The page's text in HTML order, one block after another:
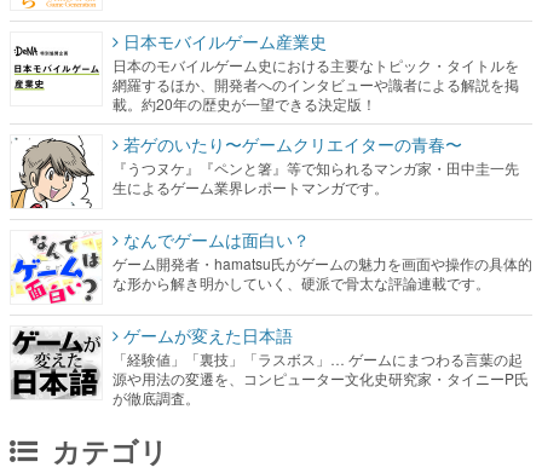
日本モバイルゲーム産業史
日本のモバイルゲーム史における主要なトピック・タイトルを
網羅するほか、開発者へのインタビューや識者による解説を掲
載。約20年の歴史が一望できる決定版！
若ゲのいたり〜ゲームクリエイターの青春〜
『うつヌケ』『ペンと箸』等で知られるマンガ家・田中圭一先
生によるゲーム業界レポートマンガです。
なんでゲームは面白い？
ゲーム開発者・hamatsu氏がゲームの魅力を画面や操作の具体的
な形から解き明かしていく、硬派で骨太な評論連載です。
ゲームが変えた日本語
「経験値」「裏技」「ラスボス」… ゲームにまつわる言葉の起
源や用法の変遷を、コンピューター文化史研究家・タイニーP氏
が徹底調査。
カテゴリ